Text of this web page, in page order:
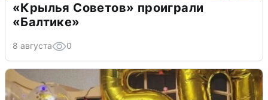
«Крылья Советов» проиграли
«Балтике»
8 августа 0